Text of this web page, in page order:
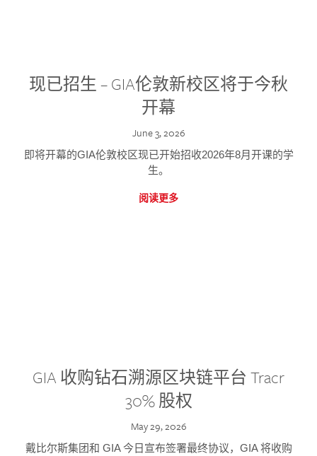
现已招生 – GIA伦敦新校区将于今秋
开幕
June 3, 2026
即将开幕的GIA伦敦校区现已开始招收2026年8月开课的学
生。
阅读更多
GIA 收购钻石溯源区块链平台 Tracr
30% 股权
May 29, 2026
戴比尔斯集团和 GIA 今日宣布签署最终协议，GIA 将收购